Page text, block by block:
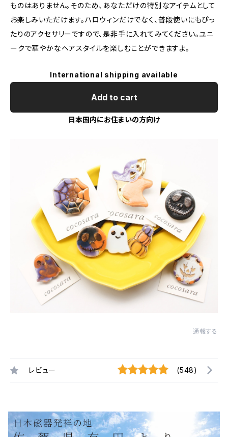
ものはありません。そのため、あなただけの特別なアイテムとして
お楽しみいただけます。ハロウィンだけでなく、普段使いにもぴっ
たりのアクセサリーですので、是非手に入れてみてください。ユニ
ークで華やかなヘアスタイルを楽しむことができますよ。
International shipping available
Add to cart
日本国内にお住まいの方向け
通報する
レビュー (548)